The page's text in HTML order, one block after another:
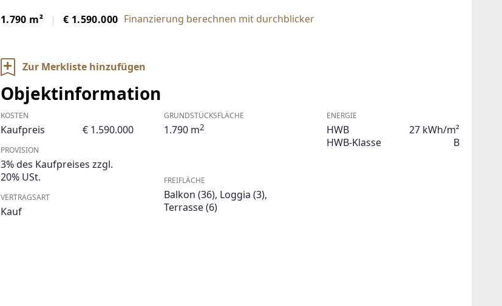
1.790 m² € 1.590.000 Finanzierung berechnen mit durchblicker
Zur Merkliste hinzufügen
Objektinformation
KOSTEN
Kaufpreis € 1.590.000
PROVISION
3% des Kaufpreises zzgl.
20% USt.
VERTRAGSART
Kauf
GRUNDSTÜCKSFLÄCHE
1.790 m2
FREIFLÄCHE
Balkon (36), Loggia (3),
Terrasse(6)
ENERGIE
HWB
27 kWh/m²
HWB-Klasse
B